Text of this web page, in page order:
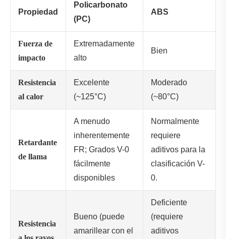
Propiedad
Policarbonato
(PC)
ABS
Fuerza de
impacto
Extremadamente
alto
Bien
Resistencia
al calor
Excelente
(~125°C)
Moderado
(~80°C)
Retardante
de llama
A menudo
inherentemente
FR; Grados V-0
fácilmente
disponibles
Normalmente
requiere
aditivos para la
clasificación V-
0.
Resistencia
Bueno (puede
amarillear con el
Deficiente
(requiere
aditivos